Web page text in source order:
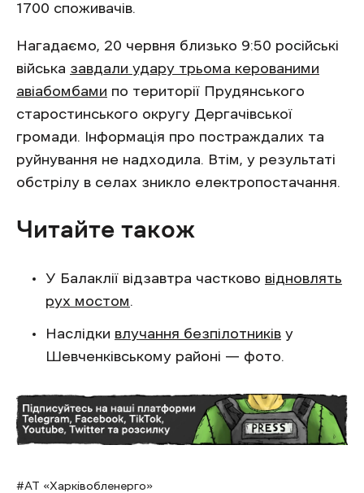
1700 споживачів.
Нагадаємо, 20 червня близько 9:50 російські
війська завдали удару трьома керованими
авіабомбами по території Прудянського
старостинського округу Дергачівської
громади. Інформація про постраждалих та
руйнування не надходила. Втім, у результаті
обстрілу в селах зникло електропостачання.
Читайте також
У Балаклії відзавтра частково відновлять
рух мостом.
Наслідки влучання безпілотників у
Шевченківському районі — фото.
АТ «Харківобленерго»